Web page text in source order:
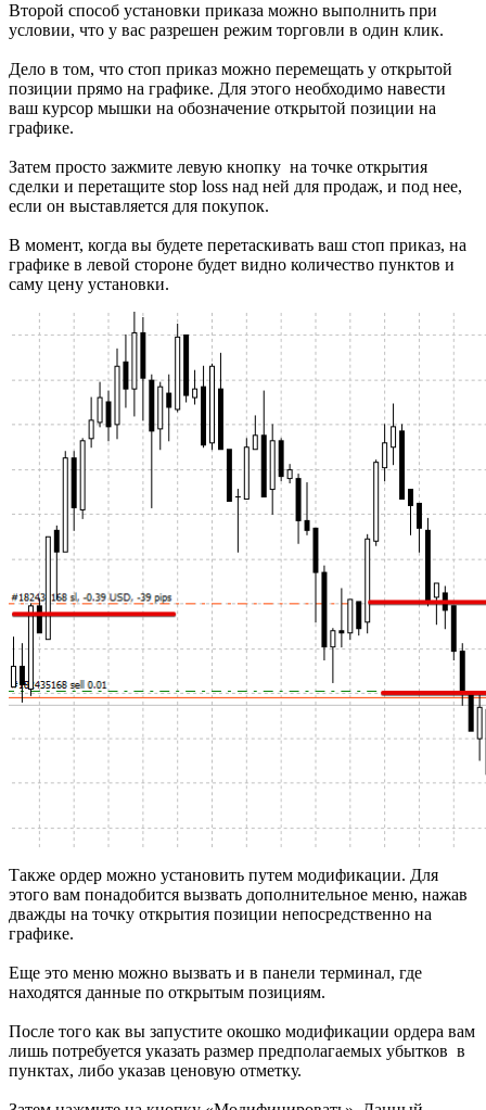
Второй способ установки приказа можно выполнить при
условии, что у вас разрешен режим торговли в один клик.
Дело в том, что стоп приказ можно перемещать у открытой
позиции прямо на графике. Для этого необходимо навести
ваш курсор мышки на обозначение открытой позиции на
графике.
Затем просто зажмите левую кнопку на точке открытия
сделки и перетащите stop loss над ней для продаж, и под нее,
если он выставляется для покупок.
В момент, когда вы будете перетаскивать ваш стоп приказ, на
графике в левой стороне будет видно количество пунктов и
саму цену установки.
Также ордер можно установить путем модификации. Для
этого вам понадобится вызвать дополнительное меню, нажав
дважды на точку открытия позиции непосредственно на
графике.
Еще это меню можно вызвать и в панели терминал, где
находятся данные по открытым позициям.
После того как вы запустите окошко модификации ордера вам
лишь потребуется указать размер предполагаемых убытков в
пунктах, либо указав ценовую отметку.